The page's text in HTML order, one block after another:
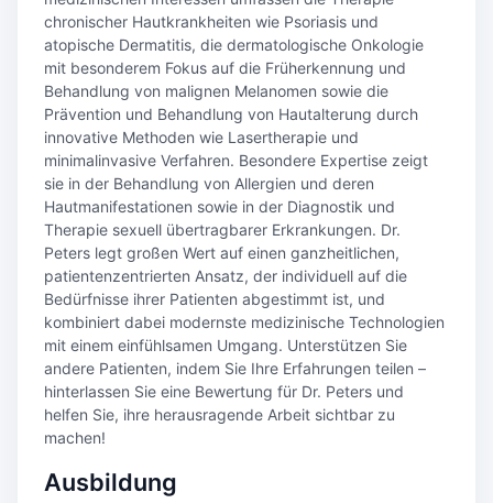
chronischer Hautkrankheiten wie Psoriasis und
atopische Dermatitis, die dermatologische Onkologie
mit besonderem Fokus auf die Früherkennung und
Behandlung von malignen Melanomen sowie die
Prävention und Behandlung von Hautalterung durch
innovative Methoden wie Lasertherapie und
minimalinvasive Verfahren. Besondere Expertise zeigt
sie in der Behandlung von Allergien und deren
Hautmanifestationen sowie in der Diagnostik und
Therapie sexuell übertragbarer Erkrankungen. Dr.
Peters legt großen Wert auf einen ganzheitlichen,
patientenzentrierten Ansatz, der individuell auf die
Bedürfnisse ihrer Patienten abgestimmt ist, und
kombiniert dabei modernste medizinische Technologien
mit einem einfühlsamen Umgang. Unterstützen Sie
andere Patienten, indem Sie Ihre Erfahrungen teilen –
hinterlassen Sie eine Bewertung für Dr. Peters und
helfen Sie, ihre herausragende Arbeit sichtbar zu
machen!
Ausbildung